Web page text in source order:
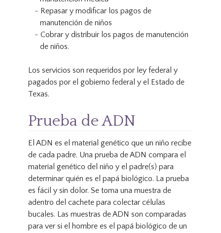
Repasar y modificar los pagos de
manutención de niños
Cobrar y distribuir los pagos de manutención
de niños.
Los servicios son requeridos por ley federal y
pagados por el gobierno federal y el Estado de
Texas.
Prueba de ADN
El ADN es el material genético que un niño recibe
de cada padre. Una prueba de ADN compara el
material genético del niño y el padre(s) para
determinar quién es el papá biológico. La prueba
es fácil y sin dolor. Se toma una muestra de
adentro del cachete para colectar células
bucales. Las muestras de ADN son comparadas
para ver si el hombre es el papá biológico de un